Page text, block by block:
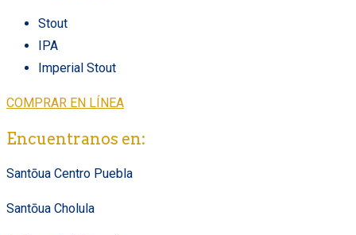
Stout
IPA
Imperial Stout
COMPRAR EN LÍNEA
Encuentranos en:
Santōua Centro Puebla
Santōua Cholula